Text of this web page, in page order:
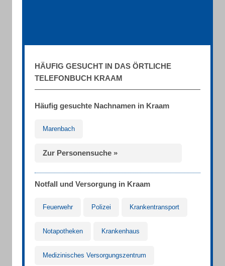
HÄUFIG GESUCHT IN DAS ÖRTLICHE
TELEFONBUCH KRAAM
Häufig gesuchte Nachnamen in Kraam
Marenbach
Zur Personensuche »
Notfall und Versorgung in Kraam
Feuerwehr Polizei Krankentransport
Notapotheken Krankenhaus
Medizinisches Versorgungszentrum